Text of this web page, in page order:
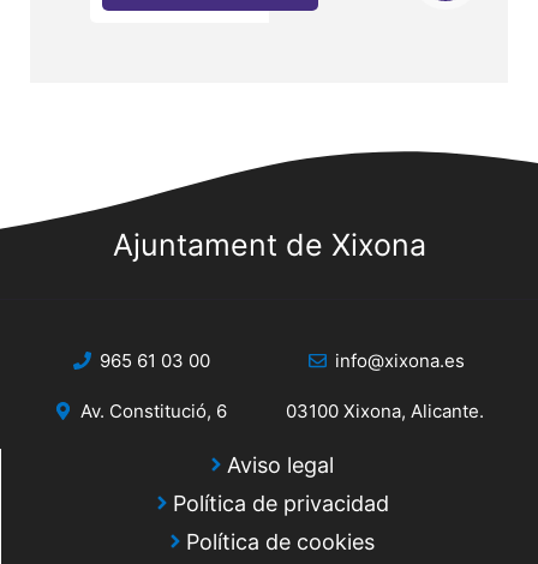
Ajuntament de Xixona
965 61 03 00 info@xixona.es
Av. Constitució, 6 03100 Xixona, Alicante.
Aviso legal
Política de privacidad
Política de cookies